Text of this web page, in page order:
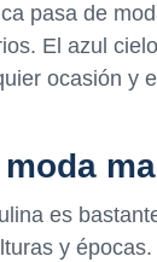
pasa de
El azul
ocasión y
es
y